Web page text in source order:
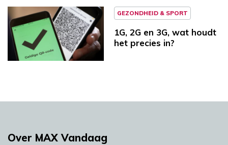
GEZONDHEID & SPORT
1G, 2G en 3G, wat houdt
het precies in?
Over MAX Vandaag